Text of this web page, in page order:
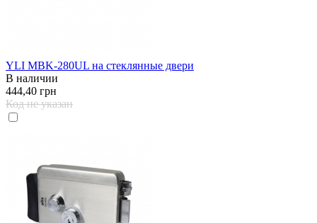
YLI MBK-280UL на стеклянные двери
В наличии
444,40 грн
Код не указан